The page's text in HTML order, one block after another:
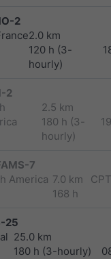
2
2.0 km
120 h (3-
hourly)
2
2.5 km
180 h (3-
hourly)
7
America 7.0 km
168 h
25
25.0 km
180 h (3-hourly)